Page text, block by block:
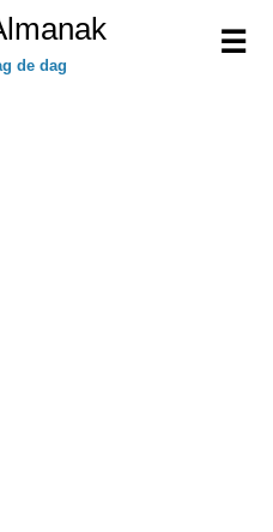
☰
de dag